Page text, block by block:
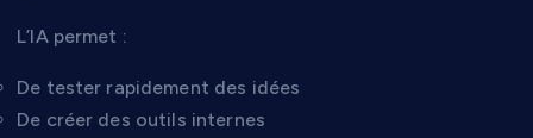
L’IA permet :
De tester rapidement des idées
De créer des outils internes